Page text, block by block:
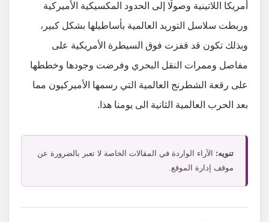
أمريكا اللاتينية وصولًا إلى الحدود المكسيكية الأميركية
وربطت سلاسل التوريد العالمية بأساطيلها بشكل كبير،
وبذلك تكون قد قفزت فوق السيطرة الأمريكية على
مفاصل وممرات النقل البحري وفرضت وجودها وخططها
على رقعة الشطرنج العالمية التي رسمها الأميركيون مما
بعد الحرب العالمية الثانية الى يومنا هذا.
تنويه: الآراء الواردة في المقالات الخاصة لا تعبر بالضرورة عن
موقف إدارة الموقع.